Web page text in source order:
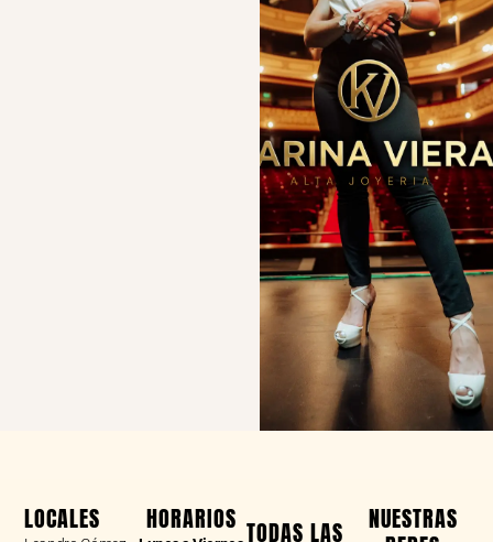
LOCALES HORARIOS TODAS LAS
NUESTRAS